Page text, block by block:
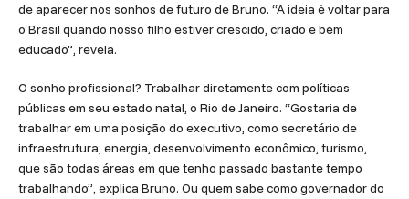
de aparecer nos sonhos de futuro de Bruno. “A ideia é voltar para
o Brasil quando nosso filho estiver crescido, criado e bem
educado”, revela.
O sonho profissional? Trabalhar diretamente com políticas
públicas em seu estado natal, o Rio de Janeiro. “Gostaria de
trabalhar em uma posição do executivo, como secretário de
infraestrutura, energia, desenvolvimento econômico, turismo,
que são todas áreas em que tenho passado bastante tempo
trabalhando”, explica Bruno. Ou quem sabe como governador do